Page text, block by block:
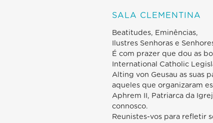
SALA CLEMENTINA
Beatitudes, Eminências,
Ilustres Senhoras e
É com prazer que dou as
International Catholic
Alting von Geusau as suas
aqueles que organizaram
Aphrem II, Patriarca da
connosco.
Reunistes-vos para refletir